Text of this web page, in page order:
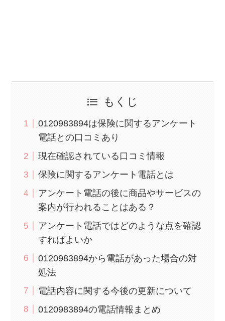
もくじ
0120983894は保険に関するアンケート
電話との口コミあり
現在確認されている口コミ情報
保険に関するアンケート電話とは
アンケート電話の後に商品やサービスの
案内が行われることはある？
アンケート電話ではどのような点を確認
すればよいか
0120983894から電話があった場合の対
処法
電話内容に関する今後の更新について
0120983894の電話情報まとめ